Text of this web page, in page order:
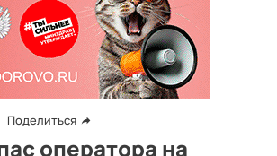
Поделиться
оператора на